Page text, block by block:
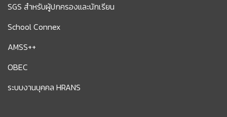
SGS สำหรับผู้ปกครองและนักเรียน
School Connex
AMSS++
OBEC
ระบบงานบุคคล HRANS